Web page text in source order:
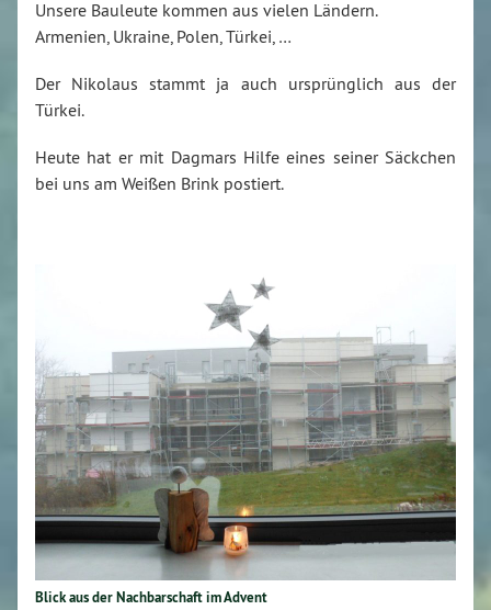
Unsere Bauleute kommen aus vielen Ländern.
Armenien, Ukraine, Polen, Türkei, …
Der Nikolaus stammt ja auch ursprünglich aus der
Türkei.
Heute hat er mit Dagmars Hilfe eines seiner Säckchen
bei uns am Weißen Brink postiert.
Blick aus der Nachbarschaft im Advent